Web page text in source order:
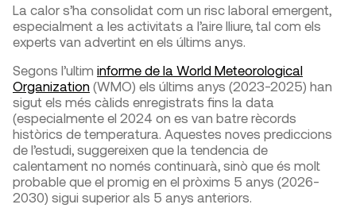
La calor s’ha consolidat com un risc laboral emergent,
especialment a les activitats a l’aire lliure, tal com els
experts van advertint en els últims anys.
Segons l’ultim informe de la World Meteorological
Organization (WMO) els últims anys (2023-2025) han
sigut els més càlids enregistrats fins la data
(especialmente el 2024 on es van batre rècords
històrics de temperatura. Aquestes noves prediccions
de l’estudi, suggereixen que la tendencia de
calentament no només continuarà, sinò que és molt
probable que el promig en el pròxims 5 anys (2026-
2030) sigui superior als 5 anys anteriors.